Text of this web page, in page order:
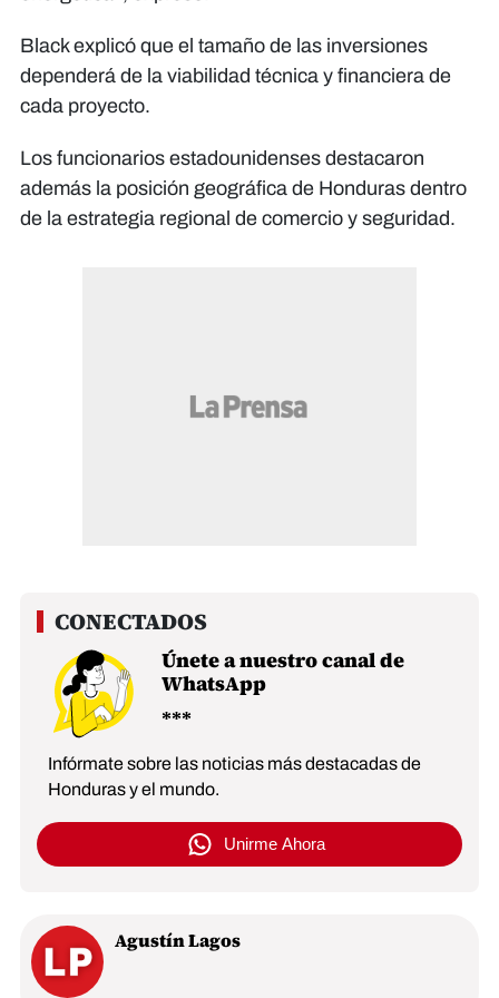
Black explicó que el tamaño de las inversiones
dependerá de la viabilidad técnica y financiera de
cada proyecto.
Los funcionarios estadounidenses destacaron
además la posición geográfica de Honduras dentro
de la estrategia regional de comercio y seguridad.
Únete a nuestro canal de
WhatsApp
Infórmate sobre las noticias más destacadas de
Honduras y el mundo.
Unirme Ahora
Agustín Lagos